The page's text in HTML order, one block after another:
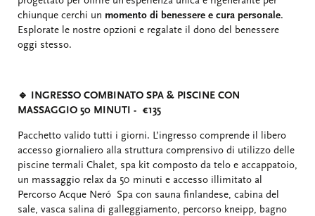
chiunque cerchi un momento di benessere e cura personale.
Esplorate le nostre opzioni e regalate il dono del benessere
oggi stesso.
🔹 INGRESSO COMBINATO SPA & PISCINE CON
MASSAGGIO 50 MINUTI - €135
Pacchetto valido tutti i giorni. L’ingresso comprende il libero
accesso giornaliero alla struttura comprensivo di utilizzo delle
piscine termali Chalet, spa kit composto da telo e accappatoio,
un massaggio relax da 50 minuti e accesso illimitato al
Percorso Acque Neró Spa con sauna finlandese, cabina del
sale, vasca salina di galleggiamento, percorso kneipp, bagno